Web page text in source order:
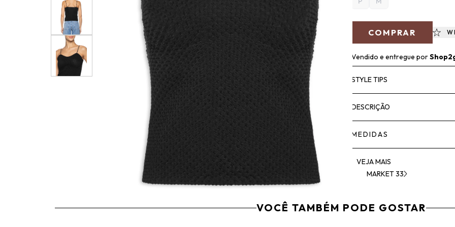
COMPRAR
Vendido e entregue por
STYLE TIPS
DESCRIÇÃO
MEDIDAS
VEJA MAIS
MARKET 33
VOCÊ TAMBÉM PODE GOSTAR